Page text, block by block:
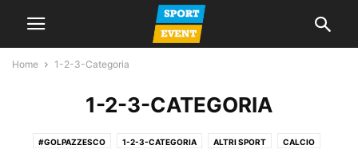
Home 1-2-3-Categoria
1-2-3-CATEGORIA
#GOLPAZZESCO 1-2-3-CATEGORIA ALTRI SPORT CALCIO